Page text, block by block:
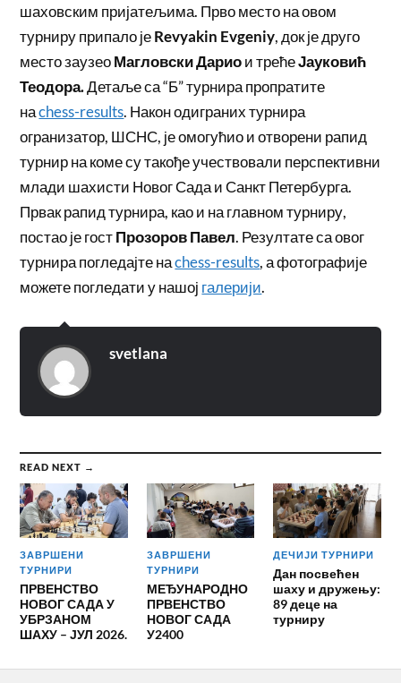
шаховским пријатељима. Прво место на овом
турниру припало јеRevyakin Evgeniy, док је друго
место заузеоМагловски Дариои трећеЈауковић
Теодора.Детаље са “Б” турнира пропратите
наchess-results. Након одиграних турнира
огранизатор, ШСНС, је омогућио и отворени рапид
турнир на коме су такође учествовали перспективни
млади шахисти Новог Сада и Санкт Петербурга.
Првак рапид турнира, као и на главном турниру,
постао је гостПрозоров Павел. Резултате са овог
турнира погледајте наchess-results, а фотографије
можете погледати у нашој галерији.
svetlana
READ NEXT →
ЗАВРШЕНИ
ТУРНИРИ
ПРВЕНСТВО
НОВОГ САДА У
УБРЗАНОМ
ШАХУ – ЈУЛ 2026.
ЗАВРШЕНИ
ТУРНИРИ
МЕЂУНАРОДНО
ПРВЕНСТВО
НОВОГ САДА
У2400
ДЕЧИЈИ ТУРНИРИ
Дан посвећен
шаху и дружењу:
89 деце на
турниру